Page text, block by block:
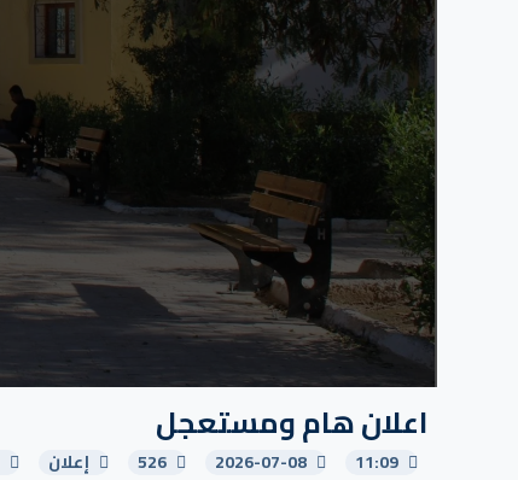
اعلان هام ومستعجل
11:09
2026-07-08
526 إعلان